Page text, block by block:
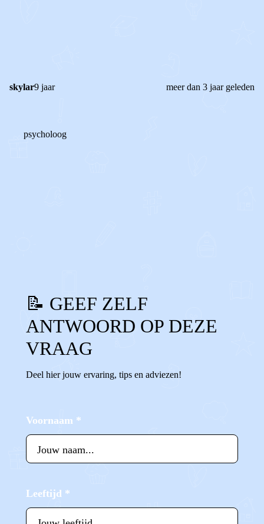
skylar9 jaar meer dan 3 jaar geleden
psycholoog
📝 GEEF ZELF
ANTWOORD OP DEZE
VRAAG
Deel hier jouw ervaring, tips en adviezen!
Voornaam *
Leeftijd *